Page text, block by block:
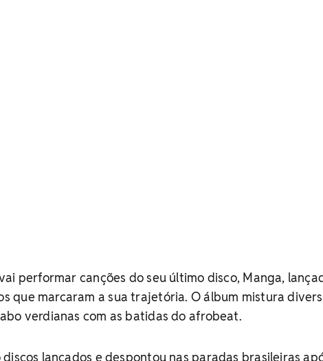
performar canções do seu último disco, Manga,
que marcaram a sua trajetória. O álbum mistura
verdianas com as batidas do afrobeat.
lançados e despontou nas paradas brasileiras